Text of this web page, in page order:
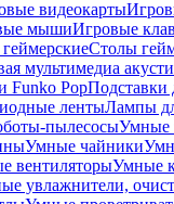
видеокарты
мышиИгровые
Столы
мультимедиа
Funko PopПодставки
лентыЛампы
пылесосыУмные
Умные чайники
вентиляторыУмные
увлажнители,